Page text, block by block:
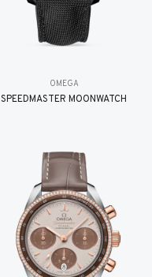
OMEGA
SPEEDMASTER MOONWATCH